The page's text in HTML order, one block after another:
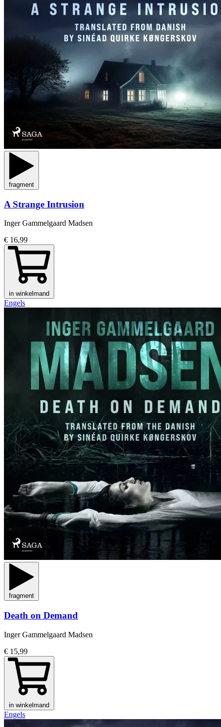
fragment
A Strange Intrusion
Inger Gammelgaard Madsen
€ 16,99
in winkelmand
Engels
fragment
Death on Demand
Inger Gammelgaard Madsen
€ 15,99
in winkelmand
Engels